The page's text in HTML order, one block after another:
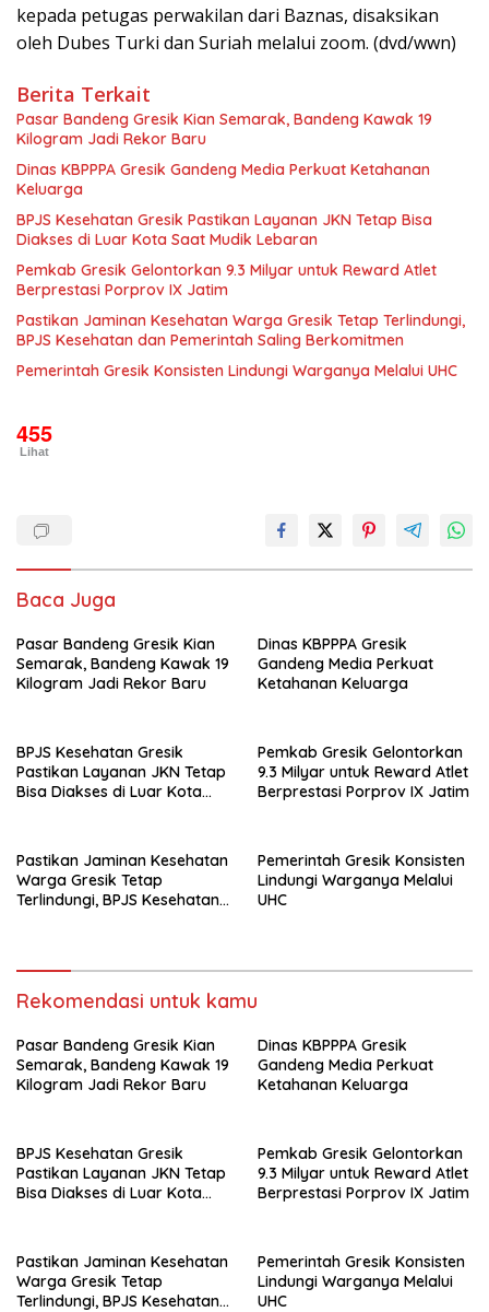
kepada petugas perwakilan dari Baznas, disaksikan
oleh Dubes Turki dan Suriah melalui zoom. (dvd/wwn)
Berita Terkait
Pasar Bandeng Gresik Kian Semarak, Bandeng Kawak 19
Kilogram Jadi Rekor Baru
Dinas KBPPPA Gresik Gandeng Media Perkuat Ketahanan
Keluarga
BPJS Kesehatan Gresik Pastikan Layanan JKN Tetap Bisa
Diakses di Luar Kota Saat Mudik Lebaran
Pemkab Gresik Gelontorkan 9.3 Milyar untuk Reward Atlet
Berprestasi Porprov IX Jatim
Pastikan Jaminan Kesehatan Warga Gresik Tetap Terlindungi,
BPJS Kesehatan dan Pemerintah Saling Berkomitmen
Pemerintah Gresik Konsisten Lindungi Warganya Melalui UHC
455
Lihat
Baca Juga
Pasar Bandeng Gresik Kian
Semarak, Bandeng Kawak 19
Kilogram Jadi Rekor Baru
Dinas KBPPPA Gresik
Gandeng Media Perkuat
Ketahanan Keluarga
BPJS Kesehatan Gresik
Pastikan Layanan JKN Tetap
Bisa Diakses di Luar Kota
Pemkab Gresik Gelontorkan
9.3 Milyar untuk Reward Atlet
Berprestasi Porprov IX Jatim
Pastikan Jaminan Kesehatan
Warga Gresik Tetap
Terlindungi, BPJS Kesehatan
Pemerintah Gresik Konsisten
Lindungi Warganya Melalui
UHC
Rekomendasi untuk kamu
Pasar Bandeng Gresik Kian
Semarak, Bandeng Kawak 19
Kilogram Jadi Rekor Baru
Dinas KBPPPA Gresik
Gandeng Media Perkuat
Ketahanan Keluarga
BPJS Kesehatan Gresik
Pastikan Layanan JKN Tetap
Bisa Diakses di Luar Kota
Pemkab Gresik Gelontorkan
9.3 Milyar untuk Reward Atlet
Berprestasi Porprov IX Jatim
Pastikan Jaminan Kesehatan
Warga Gresik Tetap
Terlindungi, BPJS Kesehatan
Pemerintah Gresik Konsisten
Lindungi Warganya Melalui
UHC